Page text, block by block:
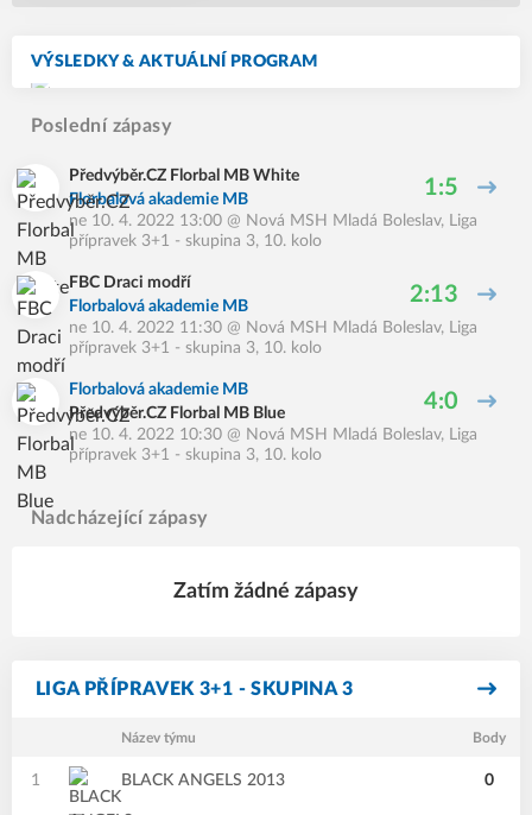
VÝSLEDKY & AKTUÁLNÍ PROGRAM
Poslední zápasy
Předvýběr.CZ Florbal MB White
Florbalová akademie MB
1:5
ne 10. 4. 2022 13:00 @ Nová MSH Mladá Boleslav, Liga
přípravek 3+1 - skupina 3, 10. kolo
FBC Draci modří
Florbalová akademie MB
2:13
ne 10. 4. 2022 11:30 @ Nová MSH Mladá Boleslav, Liga
přípravek 3+1 - skupina 3, 10. kolo
Florbalová akademie MB
Předvýběr.CZ Florbal MB Blue
4:0
ne 10. 4. 2022 10:30 @ Nová MSH Mladá Boleslav, Liga
přípravek 3+1 - skupina 3, 10. kolo
Nadcházející zápasy
Zatím žádné zápasy
LIGA PŘÍPRAVEK 3+1 - SKUPINA 3
Název týmu Body
1 BLACK ANGELS 2013 0